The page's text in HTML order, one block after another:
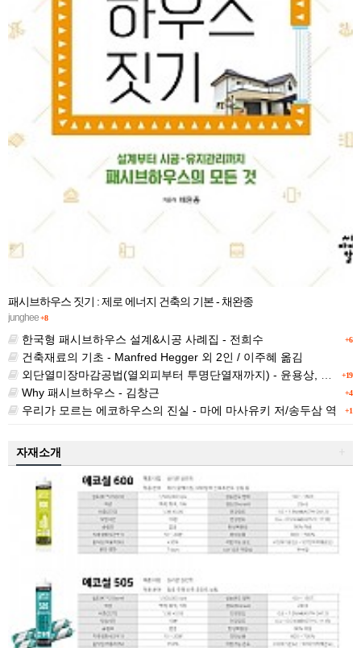
패시브하우스 짓기 : 제로 에너지 건축의 기본 - 채완종
junghee+8
+6
한국형 패시브하우스 설계&시공 사례집 - 전희수
건축재료의 기초 - Manfred Hegger 외 2인 / 이주혜 옮김
+19
외단열미장마감공법(열외피부터 투명단열재까지) - 윤용상, 최정만 역 / Werner Riedel,Heribert Oberhaus,Frank Frossel,Wolfgang Haegele 저
+4
Why 패시브하우스 - 김창근
+1
우리가 모르는 에코하우스의 진실 - 마에 마사유키 저/송두삼 역
자재소개